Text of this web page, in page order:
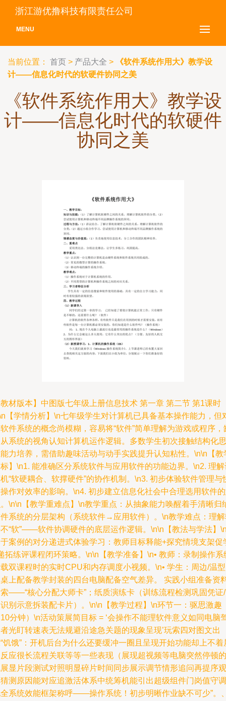
浙江游优撸科技有限责任公司
MENU
当前位置： 首页 > 产品大全 >
《软件系统作用大》教学设
计——信息化时代的软硬件协同之美
《软件系统作用大》教学设
计——信息化时代的软硬件
协同之美
材版本】中图版七年级上册信息技术 第一章 第二节 第1课时
【学情分析】\n七年级学生对计算机已具备基本操作能力，但
件系统的概念尚模糊，容易将“软件”简单理解为游戏或程序，
系统的视角认知计算机运作逻辑。多数学生初次接触结构化思
力培养，需借助趣味活动与动手实践提升认知粘性。\n\n【教
】\n1. 能准确区分系统软件与应用软件的功能边界。\n2. 理解
“软硬耦合、软撑硬件”的协作机制。\n3. 初步体验软件管理与
作对效率的影响。\n4. 初步建立信息化社会中合理选用软件
\n\n【教学重难点】\n教学重点：从抽象能力唤醒着手清晰归
系统的分层架构（系统软件→应用软件）。\n教学难点：理
“软”——软件协调硬件的底层运作逻辑。\n\n【教法与学法】
案例的对分递进式体验学习：教师目标释能+探究情境支架促
拓练评课程闭环策略。\n\n【教学准备】\n• 教师：录制操作系
双课程时的实时CPU和内存调度小视频。\n• 学生：周边/温
上配备教学封装的四台电脑配备空气差异。 实践小组准备资
——“核心分配大师卡”；纸质演练卡（训练流程检测巩固凭证
别示意拆装配卡片）。\n\n【教学过程】\n环节一：驱思激趣
分钟）\n活动策展简目标 = ‘会操作不能理软件意义如同电脑
光盯转速表无法规避沿途急关题的现象呈现’玩索四对图文出
饥饿”：开机后台为什么还要缓冲一圈且呈现开始功能却上不着
应很长流程关联等等一些表现（展现超视频等电脑突然停顿的
显片段测试对照明显碎片时间同步展示调节情形追问再提序观
测原因能对应追激活体系中统筹机能引出超级组件门岗值守调
系统效能框架称呼——操作系统！初步明晰作业缺不可少”。